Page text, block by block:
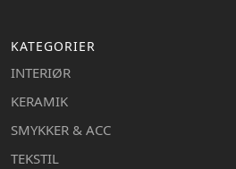
KATEGORIER
INTERIØR
KERAMIK
SMYKKER & ACC
TEKSTIL